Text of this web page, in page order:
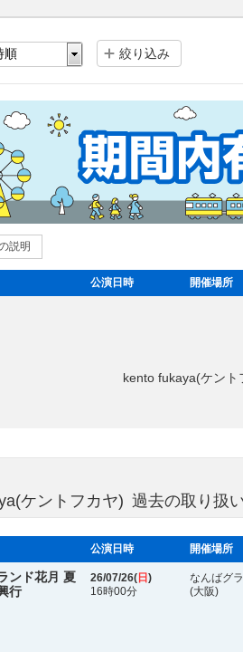
絞り込み
説明
公演日時 開催場所
kento fukaya(ケント
ケントフカヤ) 過去の取り扱
公演日時 開催場所
ンド花月 夏
行
26/07/26( 日 )
16時00分
なんばグ
(大阪)